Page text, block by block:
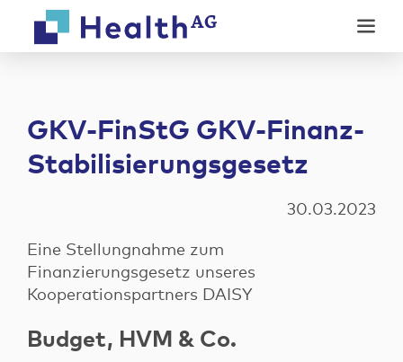
Weiter
zum
Weiter
zur
Abrechnung
Co-Evolution
Digitale Services
Online-Anamnese
Ratenzahlungsrechner
Unternehmen
Karriere
News
GKV-FinStG GKV-Finanz-
Stabilisierungsgesetz
30.03.2023
Eine Stellungnahme zum
Finanzierungsgesetz unseres
Kooperationspartners DAISY
Budget, HVM & Co.